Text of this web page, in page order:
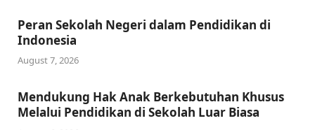
Peran Sekolah Negeri dalam Pendidikan di
Indonesia
August 7, 2026
Mendukung Hak Anak Berkebutuhan Khusus
Melalui Pendidikan di Sekolah Luar Biasa